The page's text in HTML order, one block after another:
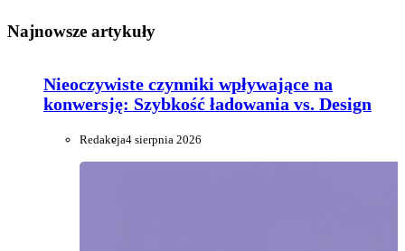
Najnowsze artykuły
Nieoczywiste czynniki wpływające na
konwersję: Szybkość ładowania vs. Design
Redakcja4 sierpnia 2026